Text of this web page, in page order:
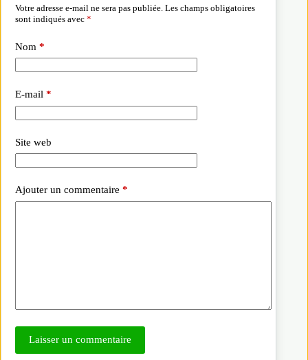
Votre adresse e-mail ne sera pas publiée. Les champs obligatoires
sont indiqués avec *
Nom *
E-mail *
Site web
Ajouter un commentaire *
Laisser un commentaire